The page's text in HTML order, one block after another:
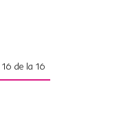
16 de la 16